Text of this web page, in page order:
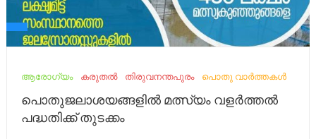
ആരോഗ്യം കരുതൽ തിരുവനന്തപുരം പൊതു വാർത്തകൾ
പൊതുജലാശയങ്ങളില്‍ മത്സ്യം വളര്‍ത്തല്‍
പദ്ധതിക്ക് തുടക്കം